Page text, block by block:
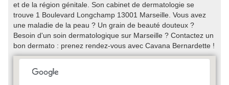
et de la région génitale. Son cabinet de dermatologie se
trouve 1 Boulevard Longchamp 13001 Marseille. Vous avez
une maladie de la peau ? Un grain de beauté douteux ?
Besoin d'un soin dermatologique sur Marseille ? Contactez un
bon dermato : prenez rendez-vous avec Cavana Bernardette !